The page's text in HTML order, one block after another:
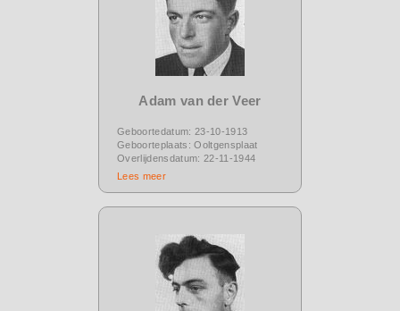
Adam van der Veer
Geboortedatum: 23-10-1913
Geboorteplaats: Ooltgensplaat
Overlijdensdatum: 22-11-1944
Lees meer